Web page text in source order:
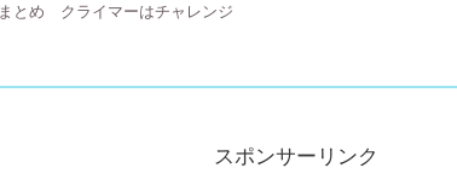
まとめ クライマーはチャレンジ
スポンサーリンク